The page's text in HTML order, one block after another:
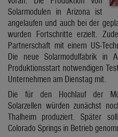
Solarmodulen in Arizona ist
angelaufen und auch bei der
wurden Fortschritte erzielt.
Partnerschaft mit einem US-
Die neue Solarmodulfabrik in
Produktionsstart notwendigen
Unternehmen am Dienstag mit.
Die für den Hochlauf der
Solarzellen würden zunächst
Thalheim produziert. Später
Colorado Springs in Betrieb